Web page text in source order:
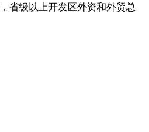
省级以上开发区外资和外贸总